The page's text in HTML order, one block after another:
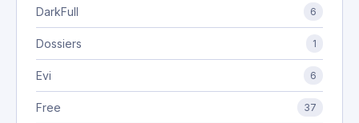
DarkFull 6
Dossiers 1
Evi 6
Free 37